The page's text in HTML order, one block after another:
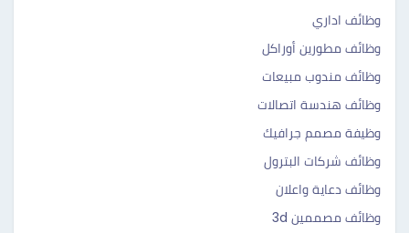
وظائف اداري
وظائف مطورين أوراكل
وظائف مندوب مبيعات
وظائف هندسة اتصالات
وظيفة مصمم جرافيك
وظائف شركات البترول
وظائف دعاية واعلان
وظائف مصممين 3d